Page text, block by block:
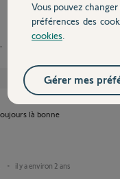
là bonne
il y a environ 2 ans
Vous pouvez
préférences des
cookies
Gérer mes